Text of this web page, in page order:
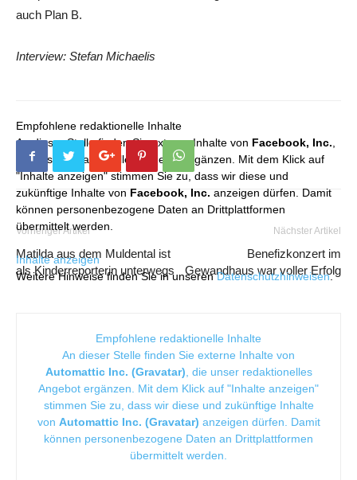
auch Plan B.
Interview: Stefan Michaelis
Empfohlene redaktionelle Inhalte
An dieser Stelle finden Sie externe Inhalte von Facebook, Inc.
die unser redaktionelles Angebot ergänzen. Mit dem Klick auf
"Inhalte anzeigen" stimmen Sie zu, dass wir diese und
zukünftige Inhalte von Facebook, Inc. anzeigen dürfen. Damit
können personenbezogene Daten an Drittplattformen
übermittelt werden.
Inhalte anzeigen
Weitere Hinweise finden Sie in unserenDatenschutzhinweisen.
Vorheriger Artikel
Matilda aus dem Muldental ist
als Kinderreporterin unterwegs
Nächster Artikel
Benefizkonzert im
Gewandhaus war voller Erfolg
Empfohlene redaktionelle Inhalte
An dieser Stelle finden Sie externe Inhalte von
Automattic Inc. (Gravatar) , die unser redaktionelles
Angebot ergänzen. Mit dem Klick auf "Inhalte anzeigen"
stimmen Sie zu, dass wir diese und zukünftige Inhalte
von Automattic Inc. (Gravatar) anzeigen dürfen. Damit
können personenbezogene Daten an Drittplattformen
übermittelt werden.